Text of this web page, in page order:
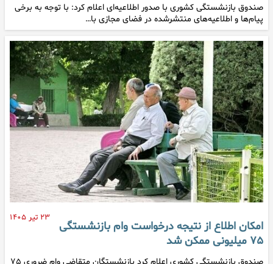
صندوق بازنشستگی کشوری با صدور اطلاعیه‌ای اعلام کرد: با توجه به برخی
پیام‌ها و اطلاعیه‌های منتشرشده در فضای مجازی با…
۲۳ تیر ۱۴۰۵
امکان اطلاع از نتیجه درخواست وام بازنشستگی
۷۵ میلیونی ممکن شد
صندوق بازنشستگی کشوری اعلام کرد بازنشستگان متقاضی وام ضروری ۷۵